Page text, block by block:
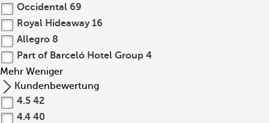
Occidental 69
Royal Hideaway 16
Allegro 8
Part of Barceló Hotel Group 4
Mehr Weniger
Kundenbewertung
4.5 42
4.4 40